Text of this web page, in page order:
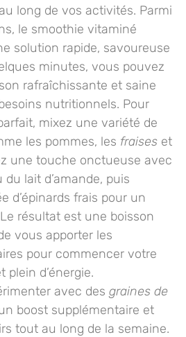
long de vos activités. Parmi
le smoothie vitaminé
solution rapide, savoureuse
minutes, vous pouvez
rafraîchissante et saine
nutritionnels. Pour
mixez une variété de
les pommes, les fraises et
une touche onctueuse avec
du lait d’amande, puis
d’épinards frais pour un
résultat est une boisson
vous apporter les
pour commencer votre
plein d’énergie.
avec des graines de
boost supplémentaire et
tout au long de la semaine.